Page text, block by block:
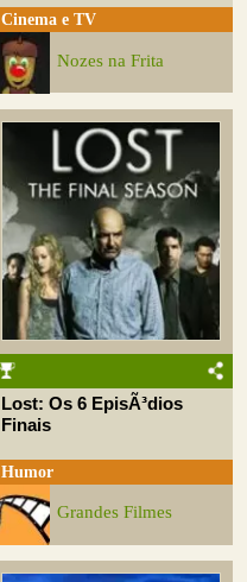
Cinema e TV
Nozes na Frita
Lost: Os 6 EpisÃ³dios
Finais
Humor
Grandes Filmes